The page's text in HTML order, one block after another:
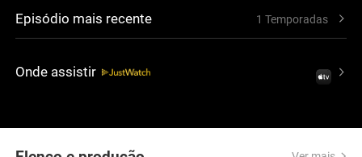
Episódio mais recente 1 Temporadas
Onde assistir